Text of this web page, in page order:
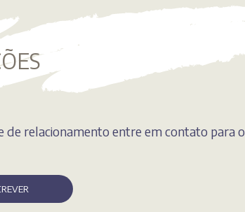
relacionamento entre em contato para